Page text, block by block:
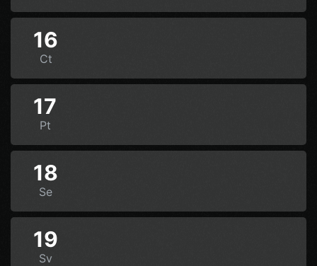
16
Ct
17
Pt
18
Se
19
Sv